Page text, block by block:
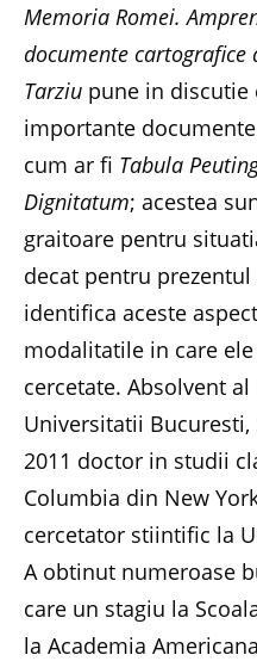
Memoria Romei.
documente
Tarziu pune in discutie
importante
cum ar fi Tabula
Dignitatum; acestea
graitoare pentru
decat pentru
identifica aceste
modalitatile in care
cercetate. Absolvent
Universitatii
2011 doctor in studii
Columbia din New
cercetator stiintific la
A obtinut numeroase
care un stagiu la
la Academia